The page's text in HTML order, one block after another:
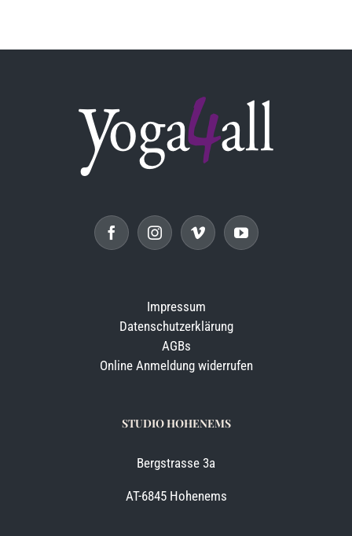
Impressum
Datenschutzerklärung
AGBs
Online Anmeldung widerrufen
STUDIO HOHENEMS
Bergstrasse 3a
AT-6845 Hohenems